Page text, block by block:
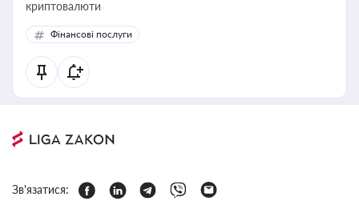
криптовалюти
Фінансові послуги
Зв'язатися: